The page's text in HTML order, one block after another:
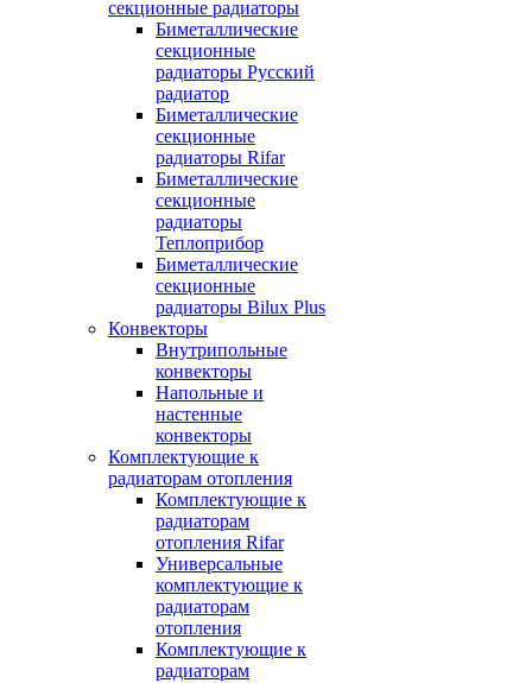
секционные радиаторы
Биметаллические
секционные
радиаторы Русский
радиатор
Биметаллические
секционные
радиаторы Rifar
Биметаллические
секционные
радиаторы
Теплоприбор
Биметаллические
секционные
радиаторы Bilux Plus
Конвекторы
Внутрипольные
конвекторы
Напольные и
настенные
конвекторы
Комплектующие к
радиаторам отопления
Комплектующие к
радиаторам
отопления Rifar
Универсальные
комплектующие к
радиаторам
отопления
Комплектующие к
радиаторам